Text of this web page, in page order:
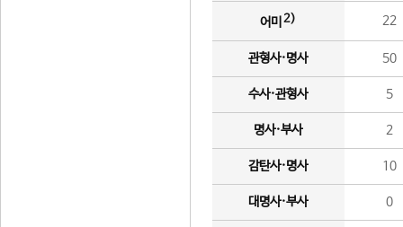
어미 2) 22
관형사·명사 50
수사·관형사 5
명사·부사 2
감탄사·명사 10
대명사·부사 0